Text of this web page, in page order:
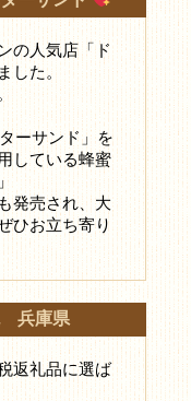
の人気店「ド
した。
ーサンド」を
している蜂蜜
発売され、大
ひお立ち寄り
兵庫県
返礼品に選ば